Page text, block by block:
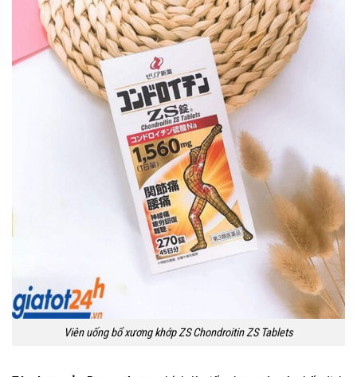
Viên uống bổ xương khớp ZS Chondroitin ZS Tablets